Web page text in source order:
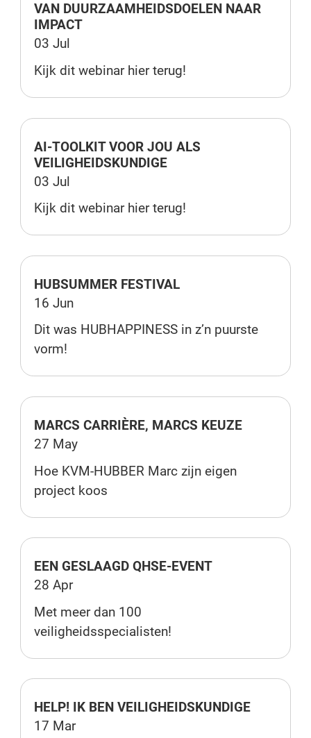
VAN DUURZAAMHEIDSDOELEN NAAR
IMPACT
03 Jul
Kijk dit webinar hier terug!
AI-TOOLKIT VOOR JOU ALS
VEILIGHEIDSKUNDIGE
03 Jul
Kijk dit webinar hier terug!
HUBSUMMER FESTIVAL
16 Jun
Dit was HUBHAPPINESS in z’n puurste
vorm!
MARCS CARRIÈRE, MARCS KEUZE
27 May
Hoe KVM-HUBBER Marc zijn eigen
project koos
EEN GESLAAGD QHSE-EVENT
28 Apr
Met meer dan 100
veiligheidsspecialisten!
HELP! IK BEN VEILIGHEIDSKUNDIGE
17 Mar